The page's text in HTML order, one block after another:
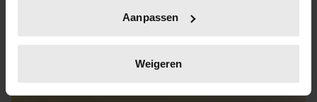
scannen op specifieke eigenschappen (fingerprinting)
verwerkt en stel uw voorkeuren in het
intrekken in de Cookieverklaring.
Aanpassen
Weigeren